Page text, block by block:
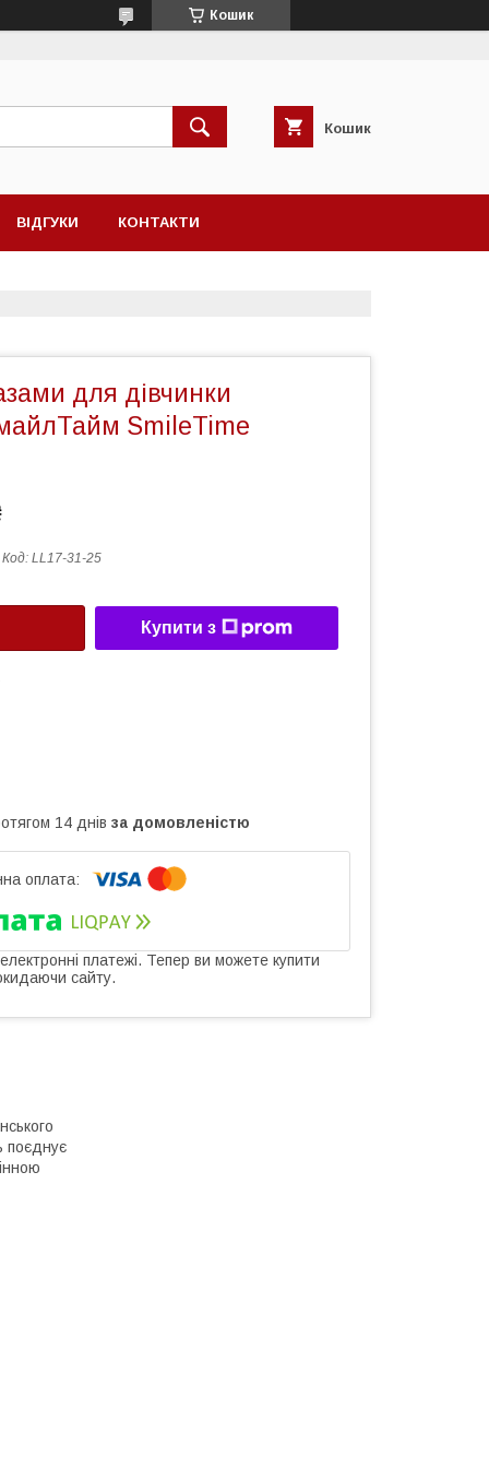
Кошик
Кошик
ВІДГУКИ КОНТАКТИ
для дівчинки
SmileTime
Код: LL17-31-25
Купити з
14 днів за домовленістю
платежі. Тепер ви можете купити
сайту.
поєднує